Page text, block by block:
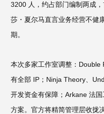
3200 人，约占部门编制两成
莎・夏尔马直言业务经营不健
期。
本次多家工作室调整：
有全部 IP；Ninja Theory、
开发资金有保障；Arkane 法
方案。官方将精简管理层收拢